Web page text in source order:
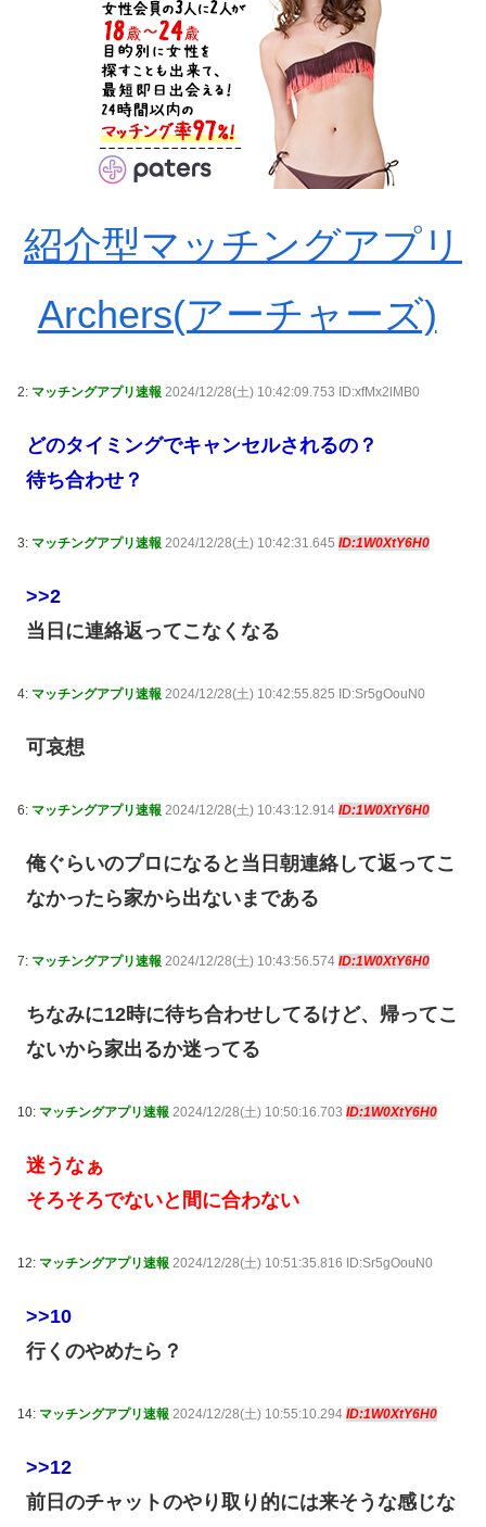
紹介型マッチングアプリ
Archers(アーチャーズ)
2: マッチングアプリ速報 2024/12/28(土) 10:42:09.753 ID:xfMx2lMB0
どのタイミングでキャンセルされるの？
待ち合わせ？
3: マッチングアプリ速報 2024/12/28(土) 10:42:31.645 ID:1W0XtY6H0
>>2
当日に連絡返ってこなくなる
4: マッチングアプリ速報 2024/12/28(土) 10:42:55.825 ID:Sr5gOouN0
可哀想
6: マッチングアプリ速報 2024/12/28(土) 10:43:12.914 ID:1W0XtY6H0
俺ぐらいのプロになると当日朝連絡して返ってこ
なかったら家から出ないまである
7: マッチングアプリ速報 2024/12/28(土) 10:43:56.574 ID:1W0XtY6H0
ちなみに12時に待ち合わせしてるけど、帰ってこ
ないから家出るか迷ってる
10: マッチングアプリ速報 2024/12/28(土) 10:50:16.703 ID:1W0XtY6H0
迷うなぁ
そろそろでないと間に合わない
12: マッチングアプリ速報 2024/12/28(土) 10:51:35.816 ID:Sr5gOouN0
>>10
行くのやめたら？
14: マッチングアプリ速報 2024/12/28(土) 10:55:10.294 ID:1W0XtY6H0
>>12
前日のチャットのやり取り的には来そうな感じな